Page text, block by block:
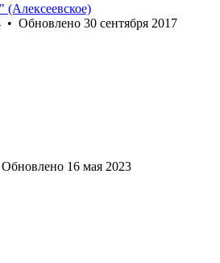
(Алексеевское)
• Обновлено 30 сентября 2017
Обновлено 16 мая 2023